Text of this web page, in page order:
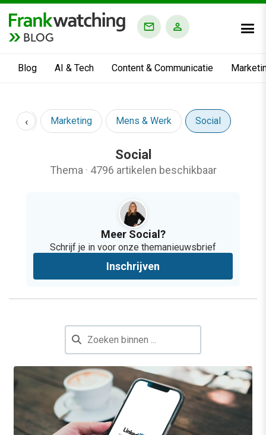
BLOG
Blog AI & Tech Content & Communicatie
‹
& CX Marketing Mens & Werk Social
Social
Thema · 4796 artikelen beschikbaar
Meer Social?
Schrijf je in voor onze themanieuwsbrief
Inschrijven